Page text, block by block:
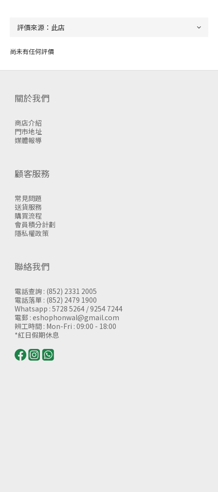
尚未有任何評價
關於我們
商店介紹
門市地址
媒體報導
顧客服務
常見問題
送貨服務
購買流程
會員積分計劃
隱私權政策
聯絡我們
電話查詢 : (852) 2331 2005
電話落單 : (852) 2479 1900
Whatsapp : 5728 5264 / 9254 7244
電郵 : eshophonwal@gmail.com
辨工時間 : Mon-Fri : 09:00 - 18:00
*紅日假期休息